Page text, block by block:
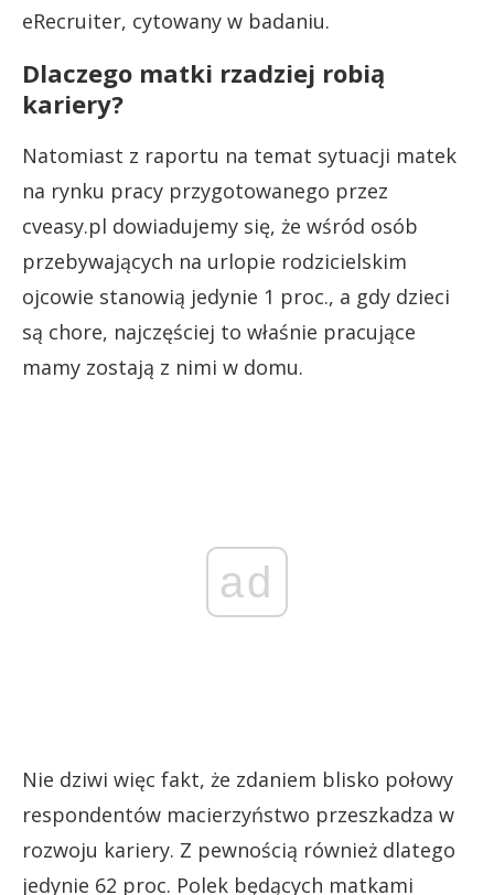
eRecruiter, cytowany w badaniu.
Dlaczego matki rzadziej robią
kariery?
Natomiast z raportu na temat sytuacji matek
na rynku pracy przygotowanego przez
cveasy.pl dowiadujemy się, że wśród osób
przebywających na urlopie rodzicielskim
ojcowie stanowią jedynie 1 proc., a gdy dzieci
są chore, najczęściej to właśnie pracujące
mamy zostają z nimi w domu.
ad
Nie dziwi więc fakt, że zdaniem blisko połowy
respondentów macierzyństwo przeszkadza w
rozwoju kariery. Z pewnością również dlatego
jedynie 62 proc. Polek będących matkami